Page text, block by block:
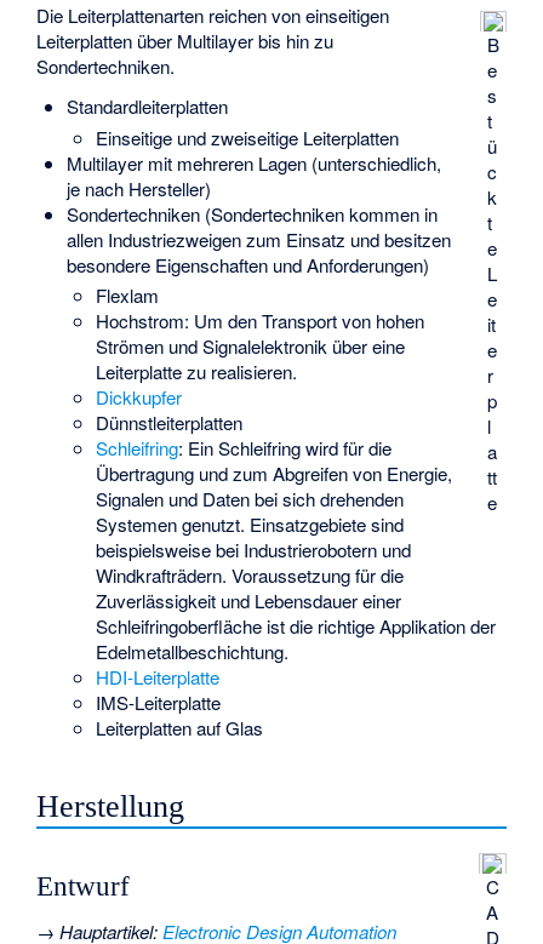
B
e
s
t
ü
c
k
t
e
L
e
it
e
r
p
l
a
tt
e
Die Leiterplattenarten reichen von einseitigen
Leiterplatten über Multilayer bis hin zu
Sondertechniken.
Standardleiterplatten
Einseitige und zweiseitige Leiterplatten
Multilayer mit mehreren Lagen (unterschiedlich,
je nach Hersteller)
Sondertechniken (Sondertechniken kommen in
allen Industriezweigen zum Einsatz und besitzen
besondere Eigenschaften und Anforderungen)
Flexlam
Hochstrom: Um den Transport von hohen
Strömen und Signalelektronik über eine
Leiterplatte zu realisieren.
Dickkupfer
Dünnstleiterplatten
Schleifring: Ein Schleifring wird für die
Übertragung und zum Abgreifen von Energie,
Signalen und Daten bei sich drehenden
Systemen genutzt. Einsatzgebiete sind
beispielsweise bei Industrierobotern und
Windkrafträdern. Voraussetzung für die
Zuverlässigkeit und Lebensdauer einer
Schleifringoberfläche ist die richtige Applikation der
Edelmetallbeschichtung.
HDI-Leiterplatte
IMS-Leiterplatte
Leiterplatten auf Glas
Herstellung
C
A
D
Entwurf
→Hauptartikel: Electronic Design Automation